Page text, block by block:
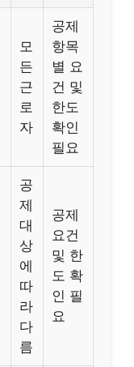
모
든
근
로
자
공제
항목
별 요
건 및
한도
확인
필요
공
제
대
상
에
따
라
다
름
공제
요건
및 한
도 확
인 필
요